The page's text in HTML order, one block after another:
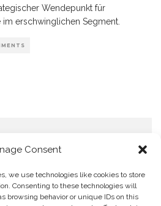
Consent
we use technologies like cookies to store
Consenting to these technologies will
browsing behavior or unique IDs on this
Wendepunkt für
erschwinglichen Segment.